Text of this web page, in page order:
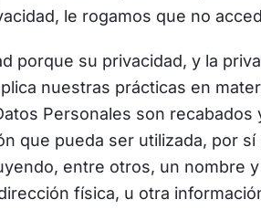
le rogamos que no
porque su privacidad, y la
nuestras prácticas en
Personales son recabados
que pueda ser utilizada, por
entre otros, un nombre
física, u otra